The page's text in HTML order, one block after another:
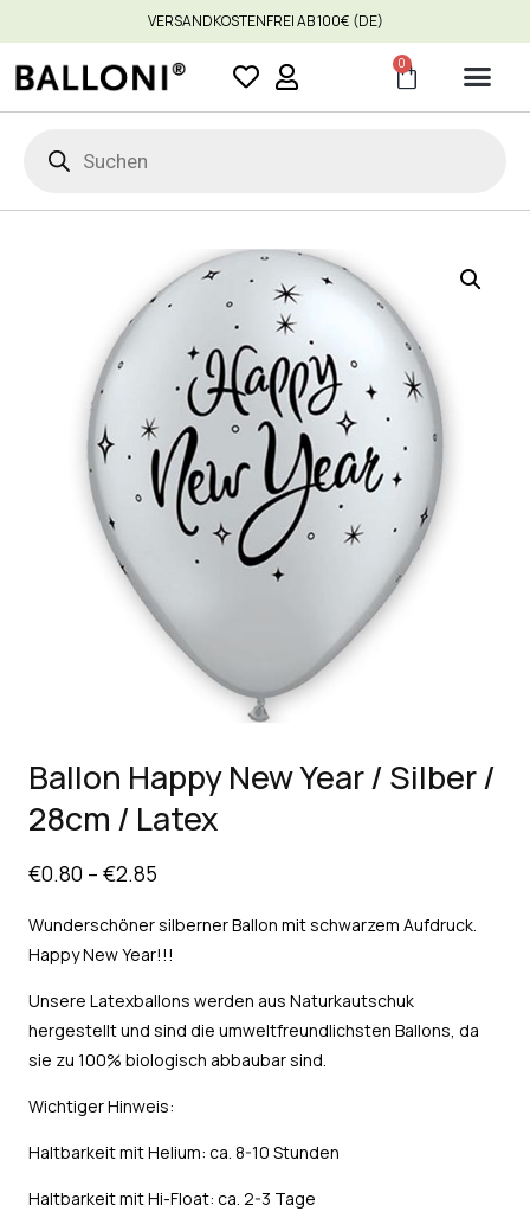
VERSANDKOSTENFREI AB 100€ (DE)
0
Ballon Happy New Year / Silber /
28cm / Latex
€0.80 – €2.85
Wunderschöner silberner Ballon mit schwarzem Aufdruck.
Happy New Year!!!
Unsere Latexballons werden aus Naturkautschuk
hergestellt und sind die umweltfreundlichsten Ballons, da
sie zu 100% biologisch abbaubar sind.
Wichtiger Hinweis:
Haltbarkeit mit Helium: ca. 8-10 Stunden
Haltbarkeit mit Hi-Float: ca. 2-3 Tage